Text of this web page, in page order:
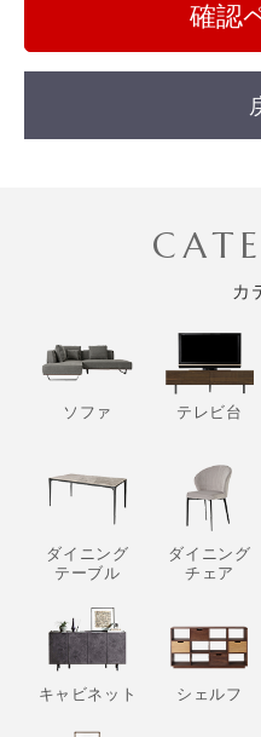
確認
カ
ソファ テレビ台
ダイニング
テーブル
ダイニング
チェア
キャビネット シェルフ